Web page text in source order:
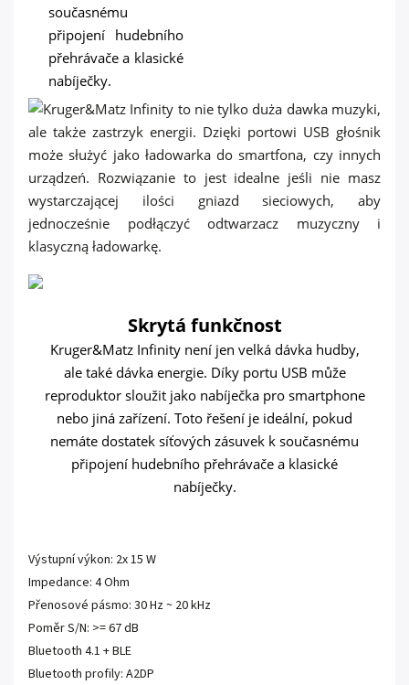
současnému
připojení hudebního
přehrávače a klasické
nabíječky.
Skrytá funkčnost
Kruger&Matz Infinity není jen velká dávka hudby,
ale také dávka energie. Díky portu USB může
reproduktor sloužit jako nabíječka pro smartphone
nebo jiná zařízení. Toto řešení je ideální, pokud
nemáte dostatek síťových zásuvek k současnému
připojení hudebního přehrávače a klasické
nabíječky.
Výstupní výkon: 2x 15 W
Impedance: 4 Ohm
Přenosové pásmo: 30 Hz ~ 20 kHz
Poměr S/N: >= 67 dB
Bluetooth 4.1 + BLE
Bluetooth profily: A2DP